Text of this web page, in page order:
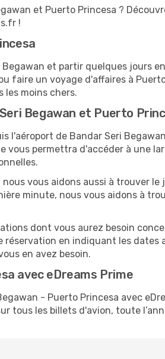
et Puerto Princesa ?
!
et partir quelques jours
faire un voyage d'affaires à
les moins chers.
Begawan et Puerto
l'aéroport de Bandar Seri
vous permettra d'accéder à une
vous aidons aussi à trouver
minute, nous vous aidons à
dont vous aurez besoin
en indiquant les dates
en avez besoin.
avec eDreams Prime
- Puerto Princesa avec
tous les billets d'avion, toute